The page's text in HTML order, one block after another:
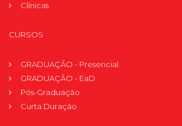
Clínicas
CURSOS
GRADUAÇÃO - Presencial
GRADUAÇÃO - EaD
Pós-Graduação
Curta Duração